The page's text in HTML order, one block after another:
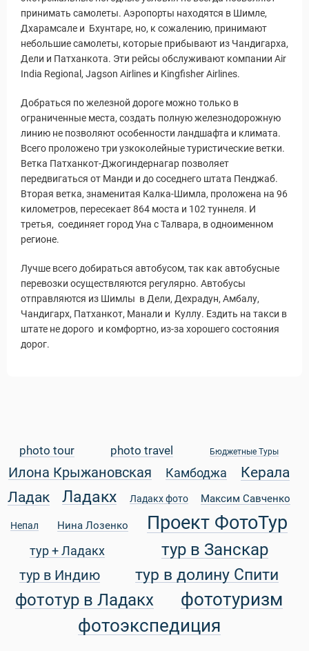
Service Дахаб
принимать самолеты. Аэропорты находятся в Шимле,
Дхарамсале и Бхунтаре, но, к сожалению, принимают
небольшие самолеты, которые прибывают из Чандигарха,
Дели и Патханкота. Эти рейсы обслуживают компании Air
India Regional, Jagson Airlines и Kingfisher Airlines.
Добраться по железной дороге можно только в
ограниченные места, создать полную железнодорожную
линию не позволяют особенности ландшафта и климата.
Всего проложено три узкоколейные туристические ветки.
Ветка Патханкот-Джогиндернагар позволяет
передвигаться от Манди и до соседнего штата Пенджаб.
Вторая ветка, знаменитая Калка-Шимла, проложена на 96
километров, пересекает 864 моста и 102 туннеля. И
третья, соединяет город Уна с Талвара, в одноименном
регионе.
Лучше всего добираться автобусом, так как автобусные
перевозки осуществляются регулярно. Автобусы
отправляются из Шимлы в Дели, Дехрадун, Амбалу,
Чандигарх, Патханкот, Манали и Куллу. Ездить на такси в
штате не дорого и комфортно, из-за хорошего состояния
дорог.
photo tour photo travel Бюджетные Туры
Илона Крыжановская Камбоджа
Керала
Ладак
Ладакх Ладакх фото Максим Савченко
Непал Нина Лозенко Проект ФотоТур
тур + Ладакх тур в Занскар
тур в Индию тур в долину Спити
фототур в Ладакх
фототуризм
фотоэкспедиция